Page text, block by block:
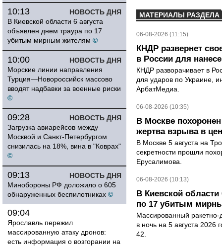
НОВОСТЬ ДНЯ
10:13
В Киевской области 6 августа
объявлен днем траура по 17
убитым мирным жителям ©
НОВОСТЬ ДНЯ
10:00
Морские линии направления
Турция—Новороссийск массово
вводят надбавки за военные риски
©
НОВОСТЬ ДНЯ
09:28
Загрузка авиарейсов между
Москвой и Санкт-Петербургом
снизилась на 18%, вина в "Коврах"
©
НОВОСТЬ ДНЯ
09:13
Минобороны РФ доложило о 605
обнаруженных беспилотниках ©
09:04
Ярославль пережил
массированную атаку дронов:
есть информация о возгорании на
МАТЕРИАЛЫ РАЗДЕЛА
06-08-2026 (11:15)
КНДР развернет
в России для
КНДР разворачивает в
для ударов по Украине,
АрбатМедиа.
06-08-2026 (10:35)
В Москве
жертва взрыва в
В Москве 5 августа на
секретности прошли
Ерусалимова.
06-08-2026 (10:13)
В Киевской
по 17 убитым
Массированный ракетно-
в ночь на 5 августа 2026
42.